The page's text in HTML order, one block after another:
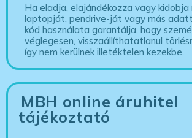
Ha eladja, elajándékozza vagy kidobja
laptopját, pendrive-ját vagy más
kód használata garantálja, hogy
véglegesen, visszaállíthatatlanul
így nem kerülnek illetéktelen kezekbe.
MBH online áruhitel
tájékoztató